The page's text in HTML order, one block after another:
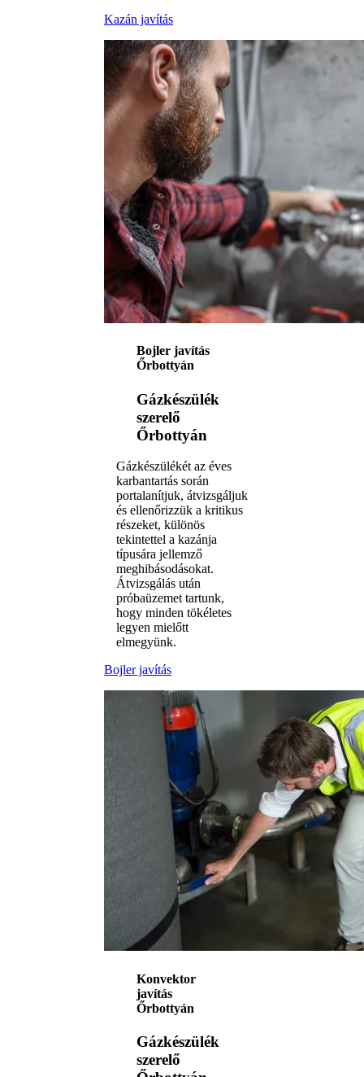
Kazán javítás
Bojler javítás
Őrbottyán
Gázkészülék
szerelő
Őrbottyán
Gázkészülékét az éves
karbantartás során
portalanítjuk, átvizsgáljuk
és ellenőrizzük a kritikus
részeket, különös
tekintettel a kazánja
típusára jellemző
meghibásodásokat.
Átvizsgálás után
próbaüzemet tartunk,
hogy minden tökéletes
legyen mielőtt
elmegyünk.
Bojler javítás
Konvektor
javítás
Őrbottyán
Gázkészülék
szerelő